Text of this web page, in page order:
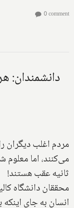
0 comment
مردم اغلب دیگران
ثانیه عقب هستند!
محققان دانشگاه
انسان به جای